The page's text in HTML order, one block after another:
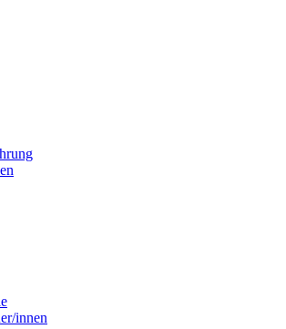
innen